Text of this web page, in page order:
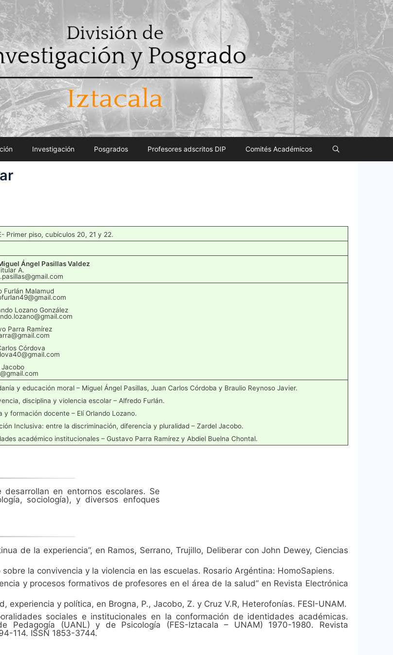
Investigación Posgrados Profesores adscritos DIP Comités Académicos
Primer piso, cubículos 20, 21 y 22.
Ángel Pasillas Valdez
A.
Furlán Malamud
Lozano González
Parra Ramírez
Córdova
y educación moral – Miguel Ángel Pasillas, Juan Carlos Córdoba y Braulio Reynoso Javier.
disciplina y violencia escolar – Alfredo Furlán.
y formación docente – Elí Orlando Lozano.
Inclusiva: entre la discriminación, diferencia y pluralidad – Zardel Jacobo.
académico institucionales – Gustavo Parra Ramírez y Abdiel Buelna Chontal.
en entornos escolares. Se
sociología), y diversos enfoques
de la experiencia”, en Ramos, Serrano, Trujillo, Deliberar con John Dewey, Ciencias
la convivencia y la violencia en las escuelas. Rosario Argéntina: HomoSapiens.
y procesos formativos de profesores en el área de la salud” en Revista Electrónica
experiencia y política, en Brogna, P., Jacobo, Z. y Cruz V.R, Heterofonías. FESI-UNAM.
sociales e institucionales en la conformación de identidades académicas.
Pedagogía (UANL) y de Psicología (FES-Iztacala – UNAM) 1970-1980. Revista
114. ISSN 1853-3744.